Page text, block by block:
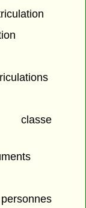
classe